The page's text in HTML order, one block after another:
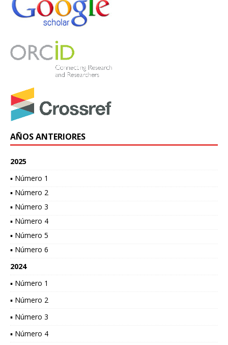
AÑOS ANTERIORES
2025
▪ Número 1
▪ Número 2
▪ Número 3
▪ Número 4
▪ Número 5
▪ Número 6
2024
▪ Número 1
▪ Número 2
▪ Número 3
▪ Número 4